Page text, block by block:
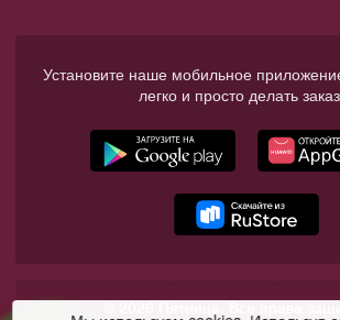
Установите наше мобильное
легко и просто делать
© 2026 Пятница. Все права